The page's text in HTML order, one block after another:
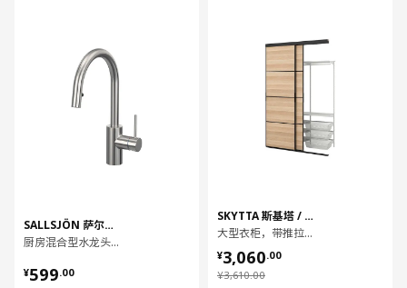
SALLSJÖN 萨尔霍恩
厨房混合型水龙头拉出式
¥599.00
¥ 599.00
SKYTTA 斯基塔 / BOAXEL 博阿克塞
大型衣柜，带推拉门, 152x65x240 厘米
¥3,610.00
¥ 3610.00
¥3,060.00
¥ 3060.00